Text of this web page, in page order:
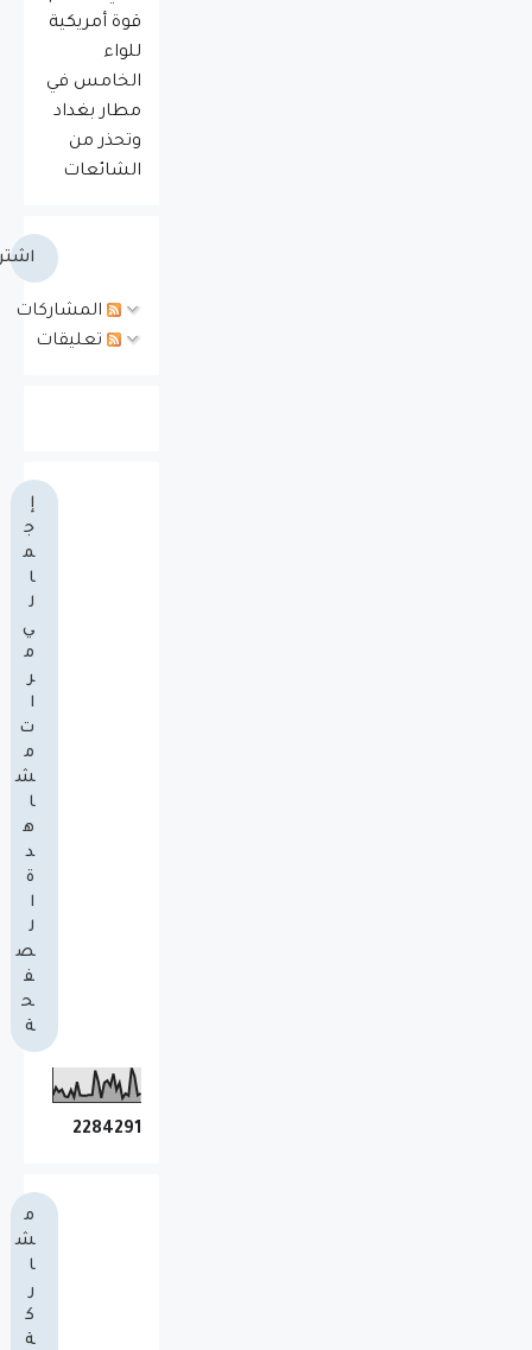
قوة أمريكية
للواء
الخامس في
مطار بغداد
وتحذر من
الشائعات
المشاركات
تعليقات
إ
ج
م
ا
ل
ي
م
ر
ا
ت
م
ش
ا
ه
د
ة
ا
ل
ص
ف
ح
ة
2284291
م
ش
ا
ر
ك
ة